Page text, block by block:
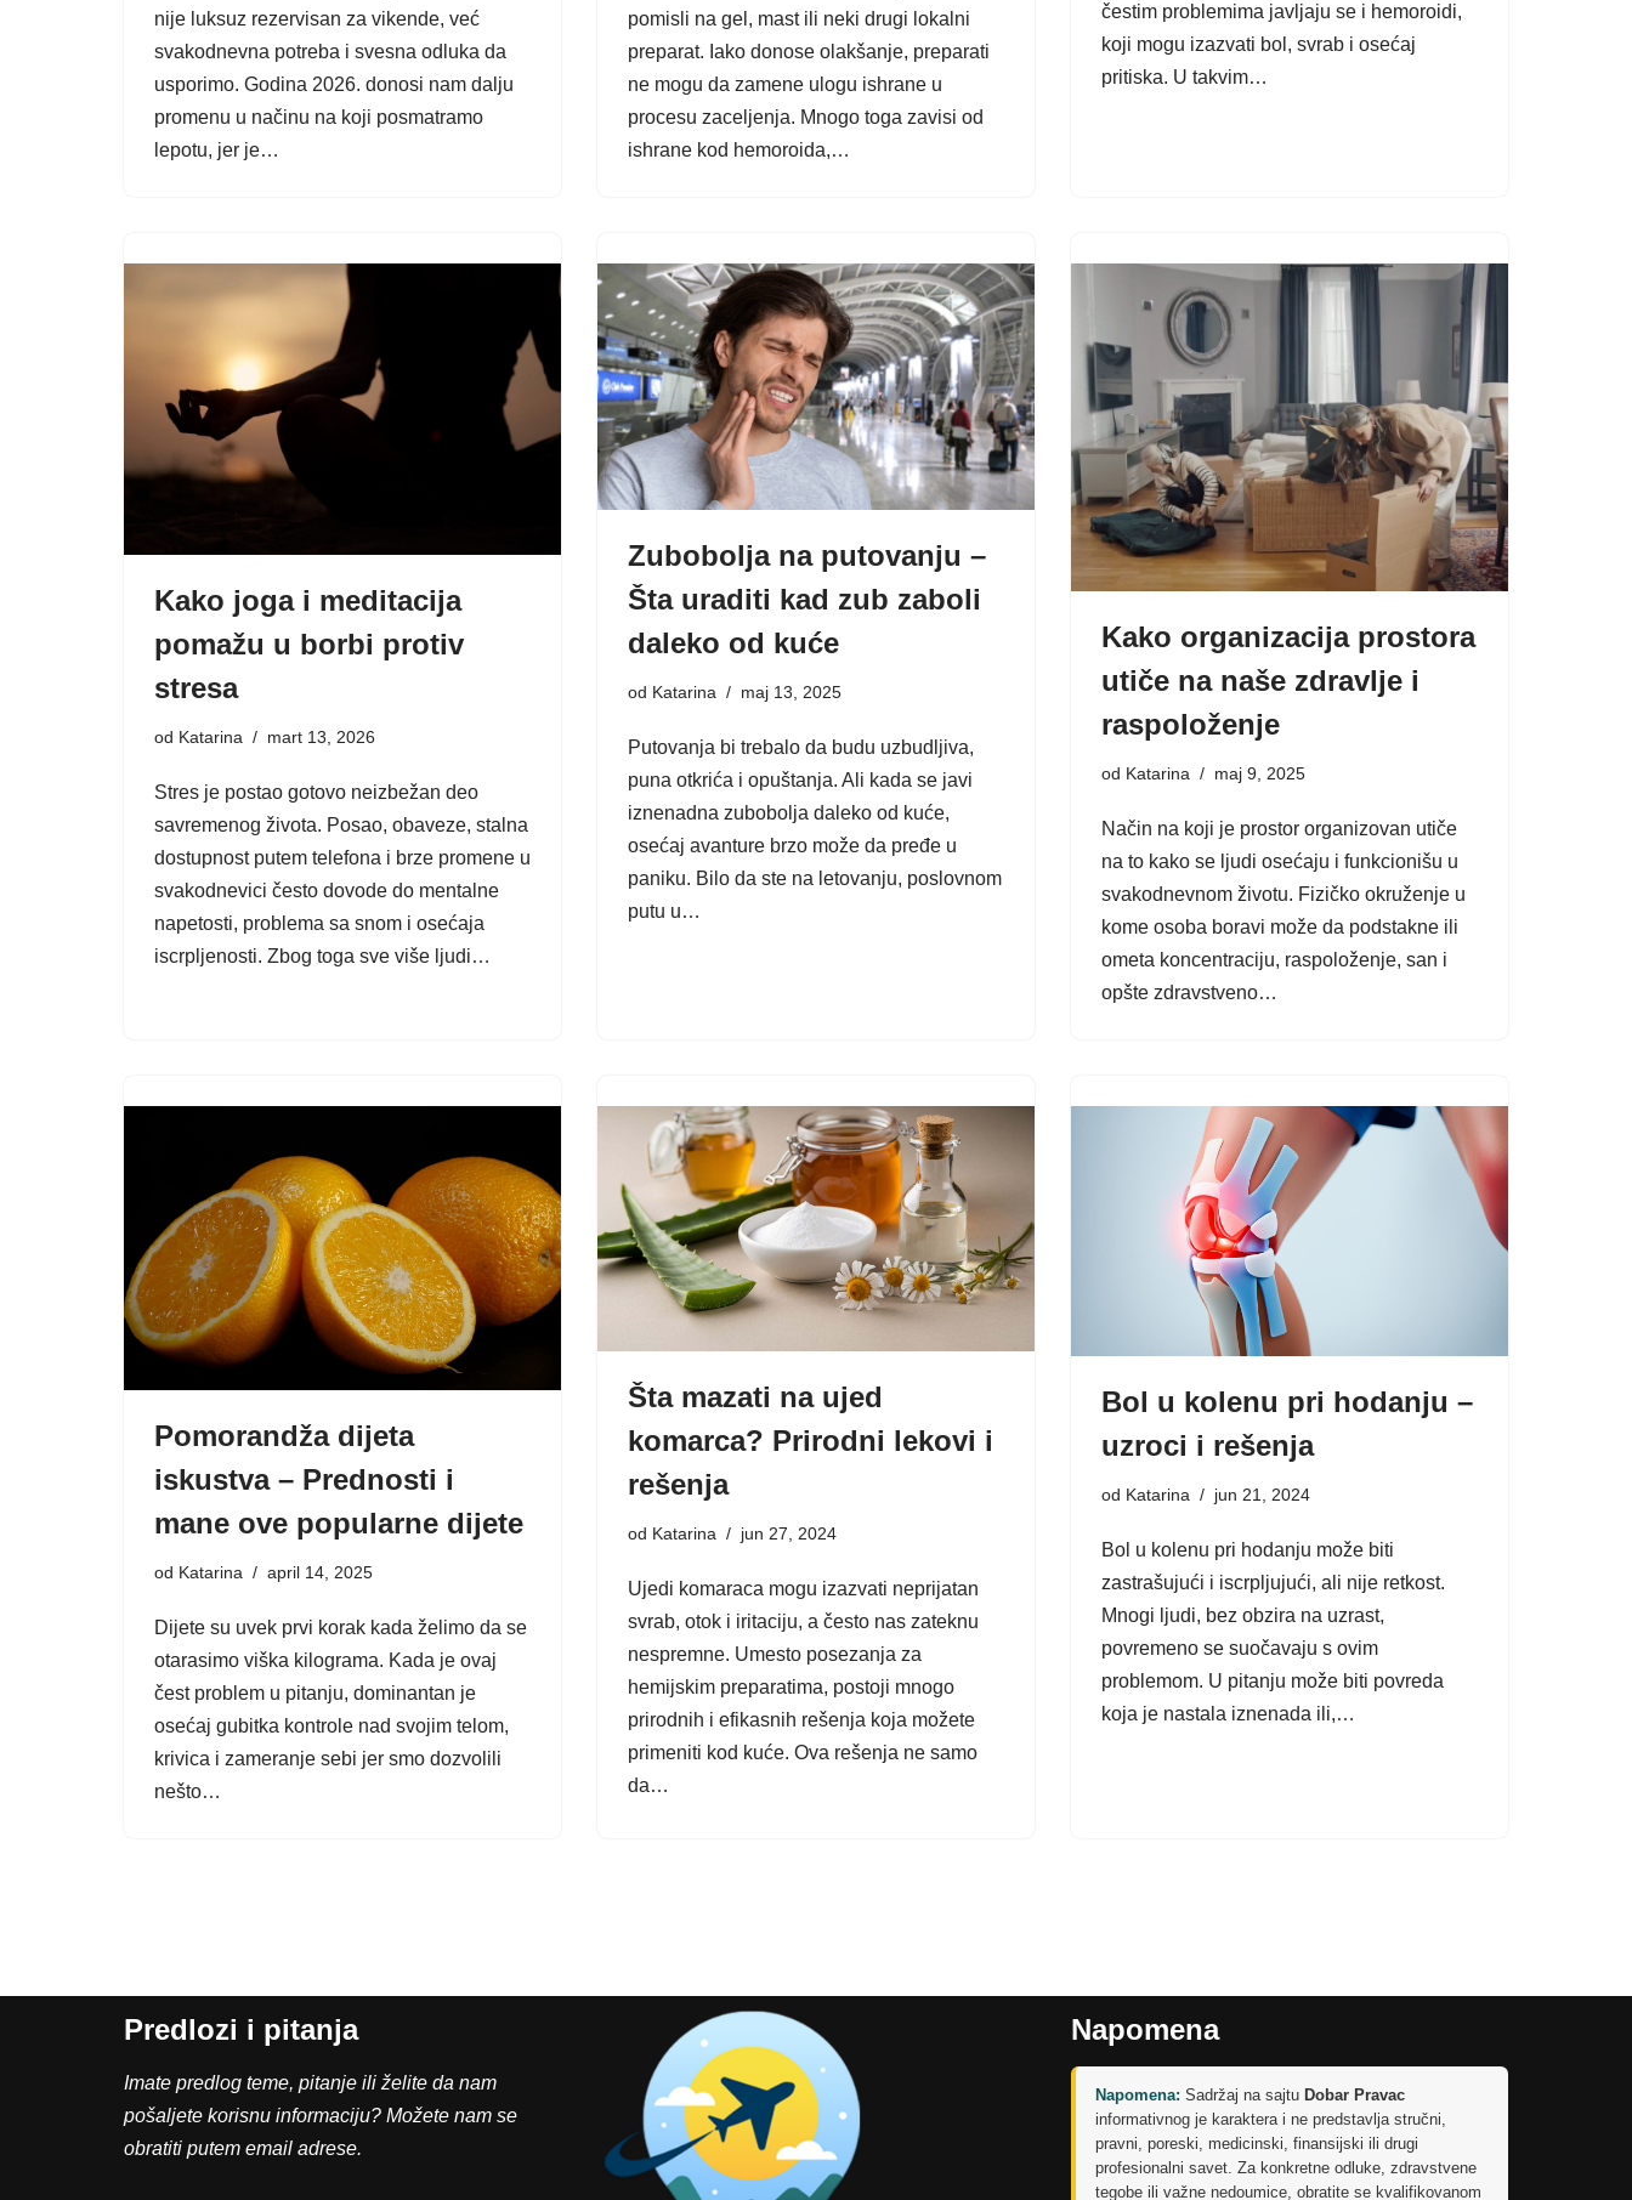
nije luksuz rezervisan za vikende, već
svakodnevna potreba i svesna odluka da
usporimo. Godina 2026. donosi nam dalju
promenu u načinu na koji posmatramo
lepotu, jer je…
pomisli na gel, mast ili neki drugi lokalni
preparat. Iako donose olakšanje, preparati
ne mogu da zamene ulogu ishrane u
procesu zaceljenja. Mnogo toga zavisi od
ishrane kod hemoroida,…
čestim problemima javljaju se i hemoroidi,
koji mogu izazvati bol, svrab i osećaj
pritiska. U takvim…
Kako joga i meditacija
pomažu u borbi protiv
stresa
od Katarina mart 13, 2026
Stres je postao gotovo neizbežan deo
savremenog života. Posao, obaveze, stalna
dostupnost putem telefona i brze promene u
svakodnevici često dovode do mentalne
napetosti, problema sa snom i osećaja
iscrpljenosti. Zbog toga sve više ljudi…
Zubobolja na putovanju –
Šta uraditi kad zub zaboli
daleko od kuće
od Katarina maj 13, 2025
Putovanja bi trebalo da budu uzbudljiva,
puna otkrića i opuštanja. Ali kada se javi
iznenadna zubobolja daleko od kuće,
osećaj avanture brzo može da pređe u
paniku. Bilo da ste na letovanju, poslovnom
putu u…
Kako organizacija prostora
utiče na naše zdravlje i
raspoloženje
od Katarina maj 9, 2025
Način na koji je prostor organizovan utiče
na to kako se ljudi osećaju i funkcionišu u
svakodnevnom životu. Fizičko okruženje u
kome osoba boravi može da podstakne ili
ometa koncentraciju, raspoloženje, san i
opšte zdravstveno…
Pomorandža dijeta
iskustva – Prednosti i
mane ove popularne dijete
od Katarina april 14, 2025
Dijete su uvek prvi korak kada želimo da se
otarasimo viška kilograma. Kada je ovaj
čest problem u pitanju, dominantan je
osećaj gubitka kontrole nad svojim telom,
krivica i zameranje sebi jer smo dozvolili
nešto…
Šta mazati na ujed
komarca? Prirodni lekovi i
rešenja
od Katarina jun 27, 2024
Ujedi komaraca mogu izazvati neprijatan
svrab, otok i iritaciju, a često nas zateknu
nespremne. Umesto posezanja za
hemijskim preparatima, postoji mnogo
prirodnih i efikasnih rešenja koja možete
primeniti kod kuće. Ova rešenja ne samo
da…
Bol u kolenu pri hodanju –
uzroci i rešenja
od Katarina jun 21, 2024
Bol u kolenu pri hodanju može biti
zastrašujući i iscrpljujući, ali nije retkost.
Mnogi ljudi, bez obzira na uzrast,
povremeno se suočavaju s ovim
problemom. U pitanju može biti povreda
koja je nastala iznenada ili,…
Predlozi i pitanja
Imate predlog teme, pitanje ili želite da nam
pošaljete korisnu informaciju? Možete nam se
obratiti putem email adrese.
Napomena
Napomena: Sadržaj na sajtu Dobar Pravac
informativnog je karaktera i ne predstavlja stručni,
pravni, poreski, medicinski, finansijski ili drugi
profesionalni savet. Za konkretne odluke, zdravstvene
tegobe ili važne nedoumice, obratite se kvalifikovanom